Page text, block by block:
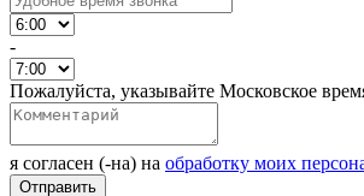
-
Пожалуйста, указывайте Московское
я согласен (-на) на обработку моих